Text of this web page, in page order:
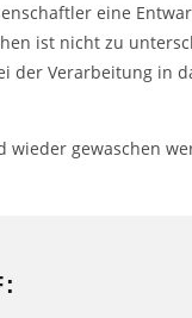
eine
ist nicht zu
der Verarbeitung in
wieder gewaschen